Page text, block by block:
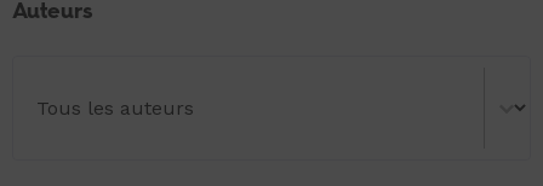
Auteurs